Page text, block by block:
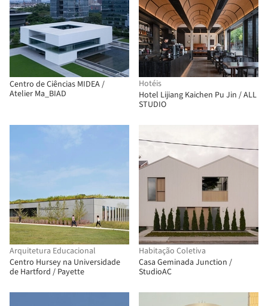
Centro de Ciências MIDEA /
Atelier Ma_BIAD
Hotéis
Hotel Lijiang Kaichen Pu Jin / ALL
STUDIO
Arquitetura Educacional
Centro Hursey na Universidade
de Hartford / Payette
Habitação Coletiva
Casa Geminada Junction /
StudioAC